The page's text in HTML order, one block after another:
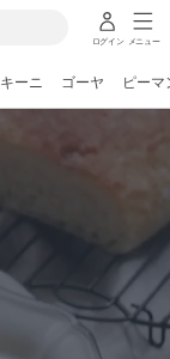
ログイン メニュー
ーニ ゴーヤ ピーマ